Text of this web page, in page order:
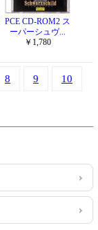
PCE CD-ROM2 ス
ーパーシュヴ...
￥1,780
8 9 10